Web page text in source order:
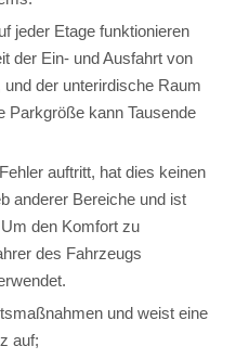
jeder Etage funktionieren
der Ein- und Ausfahrt von
der unterirdische Raum
Parkgröße kann Tausende
auftritt, hat dies keinen
anderer Bereiche und ist
den Komfort zu
des Fahrzeugs
und weist eine
auf;